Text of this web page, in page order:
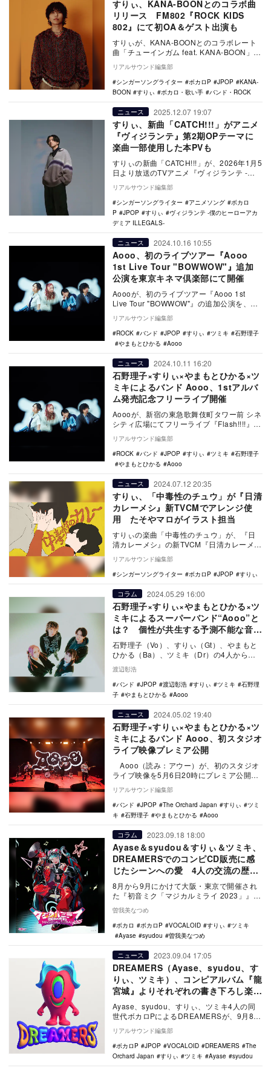
すりぃ、KANA-BOONとのコラボ曲
リリース FM802『ROCK KIDS
802』にて初OA＆ゲスト出演も
すりぃが、KANA-BOONとのコラボレート
曲「チューインガム feat. KANA-BOON」を
6月9日に配信リリース。また、…
リアルサウンド編集部
シンガーソングライター
ボカロP JPOP
KANA-
BOON
すりぃ ボカロ・歌い手 バンド・ROCK
ニュース 2025.12.07 19:07
すりぃ、新曲「CATCH!!!」がアニメ
『ヴィジランテ』第2期OPテーマに
楽曲一部使用した本PVも
すりぃの新曲「CATCH!!!」が、2026年1月5
日より放送のTVアニメ『ヴィジランテ -僕
のヒーローアカデミア ILLEGA…
リアルサウンド編集部
シンガーソングライター
アニメソング
ボカロ
P
JPOP すりぃ
ヴィジランテ -僕のヒーローアカ
デミア ILLEGALS-
ニュース 2024.10.16 10:55
Aooo、初のライブツアー『Aooo
1st Live Tour "BOWWOW"』追加
公演を東京キネマ倶楽部にて開催
Aoooが、初のライブツアー『Aooo 1st
Live Tour "BOWWOW"』の追加公演を、
2025年1月31日に東京キ…
リアルサウンド編集部
ROCK
バンド JPOP すりぃ ツミキ
石野理子
やまもとひかる
Aooo
ニュース 2024.10.11 16:20
石野理子×すりぃ×やまもとひかる×ツ
ミキによるバンド Aooo、1stアルバ
ム発売記念フリーライブ開催
Aoooが、新宿の東急歌舞伎町タワー前 シネ
シティ広場にてフリーライブ『Flash!!!!』を
10月18日に開催する。 本公…
リアルサウンド編集部
ROCK
バンド JPOP すりぃ ツミキ
石野理子
やまもとひかる
Aooo
ニュース 2024.07.12 20:35
すりぃ、「中毒性のチュウ」が『日清
カレーメシ』新TVCMでアレンジ使
用 たそやマロがイラスト担当
すりぃの楽曲「中毒性のチュウ」が、『日
清カレーメシ』の新TVCM『日清カレーメシ
夢中に食おうぜ 篇』で『カレーメシ』バー
ジョン…
リアルサウンド編集部
シンガーソングライター
ボカロP JPOP すりぃ
コラム 2024.05.29 16:00
石野理子×すりぃ×やまもとひかる×ツ
ミキによるスーパーバンド“Aooo”と
は？ 個性が共生する予測不能な音楽
性
石野理子（Vo）、すりぃ（Gt）、やまもと
ひかる（Ba）、ツミキ（Dr）の4人からな
るAooo。異なる分野で活躍するトップアー
テ…
渡辺彰浩
バンド
JPOP 渡辺彰浩 すりぃ ツミキ
石野理
子
やまもとひかる Aooo
ニュース 2024.05.02 19:40
石野理子×すりぃ×やまもとひかる×ツ
ミキによるバンド Aooo、初スタジオ
ライブ映像プレミア公開
Aooo（読み：アウー）が、初のスタジオ
ライブ映像を5月6日20時にプレミア公開す
る。 Aooo - 『Live a…
リアルサウンド編集部
バンド
JPOP The Orchard Japan すりぃ
ツミ
キ
石野理子 やまもとひかる Aooo
コラム 2023.09.18 18:00
Ayase＆syudou＆すりぃ＆ツミキ、
DREAMERSでのコンピCD販売に感
じたシーンへの愛 4人の交流の歴史
も
8月から9月にかけて大阪・東京で開催され
た『初音ミク「マジカルミライ 2023」』で
特に話題となったのはボカロPチーム
「DREA…
曽我美なつめ
ボカロ
ボカロP VOCALOID すりぃ
ツミキ
Ayase
syudou 曽我美なつめ
ニュース 2023.09.04 17:05
DREAMERS（Ayase、syudou、す
りぃ、ツミキ）、コンピアルバム『龍
宮城』よりそれぞれの書き下ろし楽曲
が4曲配信リリース
Ayase、syudou、すりぃ、ツミキ4人の同
世代ボカロPによるDREAMERSが、9月8日
にコンピレーションアルバム『龍宮城…
リアルサウンド編集部
ボカロP
JPOP VOCALOID DREAMERS
The
Orchard Japan
すりぃ ツミキ Ayase syudou